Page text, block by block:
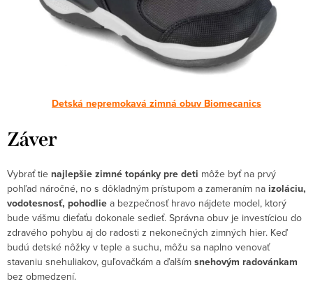
Detská nepremokavá zimná obuv Biomecanics
Záver
Vybrať tie najlepšie zimné topánky pre deti môže byť na prvý
pohľad náročné, no s dôkladným prístupom a zameraním na izoláciu,
vodotesnosť, pohodlie a bezpečnosť hravo nájdete model, ktorý
bude vášmu dieťaťu dokonale sedieť. Správna obuv je investíciou do
zdravého pohybu aj do radosti z nekonečných zimných hier. Keď
budú detské nôžky v teple a suchu, môžu sa naplno venovať
stavaniu snehuliakov, guľovačkám a ďalším snehovým radovánkam
bez obmedzení.